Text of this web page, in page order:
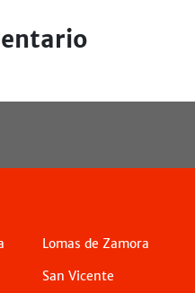
Lomas de Zamora
San Vicente